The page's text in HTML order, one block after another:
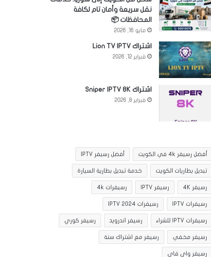
نقل سريعة وأمان تام لكافة
المحافظات 📦
مايو 16, 2026
اشتراك Lion TV IPTV
فبراير 12, 2026
اشتراك Sniper IPTV 8K
فبراير 8, 2026
أفضل رسيفر 4k في الكويت أفضل رسيفر IPTV
تبديل بطاريات الكويت خدمة تبديل بطارية السيارة
رسيفر 4K رسيفر IPTV رسيفرات 4k
رسيفرات IPTV رسيفرات IPTV 2024
رسيفرات IPTV للشراء رسيفر اندرويد رسيفر كوري
رسيفر مخفي رسيفر مع اشتراك سنة
رسيفر واي فاي